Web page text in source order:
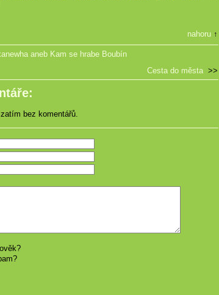
nahoru ↑
aneb Kam se hrabe Boubín
Cesta do města>>
bez komentářů.